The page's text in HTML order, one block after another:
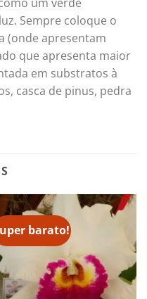
Sempre coloque o
(onde apresentam
que apresenta maior
em substratos à
casca de pinus, pedra
barato!